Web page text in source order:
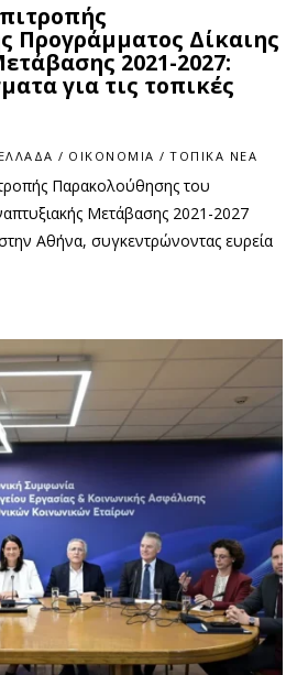
Προγράμματος Δίκαιης
2021-2027:
για τις τοπικές
ΕΛΛΆΔΑ / ΟΙΚΟΝΟΜΊΑ / ΤΟΠΙΚΆ ΝΈΑ
Παρακολούθησης του
Μετάβασης 2021-2027
Αθήνα, συγκεντρώνοντας ευρεία